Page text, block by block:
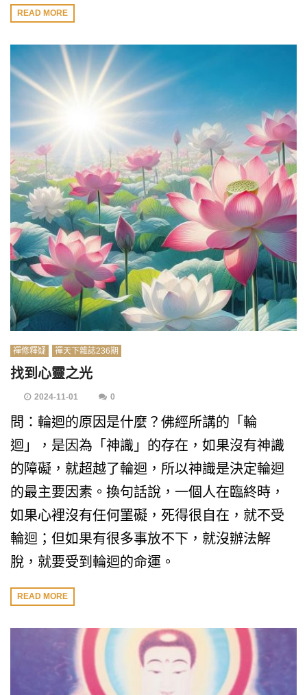
READ MORE
禪修釋疑 禪天下雜誌236期
找到心靈之光
2024-11-01 0
問：輪迴的原因是什麼？佛經所講的「輪
迴」，是因為「神識」的存在，如果沒有神識
的障礙，就超越了輪迴，所以神識是決定輪迴
的最主要因素。換句話說，一個人在臨終時，
如果心裡沒有任何罣礙，死得很自在，就不受
輪迴；但如果有很多事放不下，就沒辦法解
脫，就要受到輪迴的命運。
READ MORE